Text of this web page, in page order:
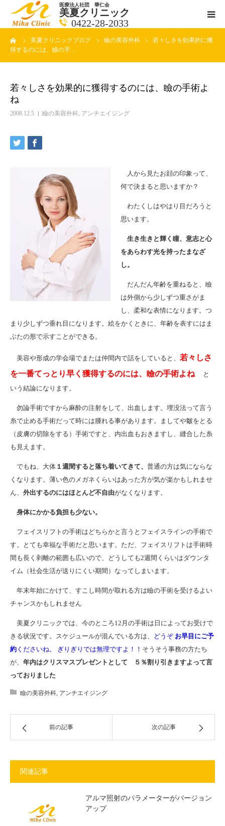
医療法人社団 華仁会
美夏クリニック
0422-28-2033
美夏クリニックブログ 瞼の美容外科
若々しさを効果的に獲
得するのには、瞼の手…
若々しさを効果的に獲得するのには、瞼の手術よ
ね
2008.12.5 瞼の美容外科, アンチエイジング
人から見たお顔の印象って、
何で決まると思いますか？
わたくしはやはり目だろうと
思います。
生き生きと輝く瞳、意志と心
をあらわす光を持ったまなざ
し。
だんだん年齢を重ねると、瞼
は外側から少しずつ重さがま
し、柔和な表情になります。つ
まり少しずつ垂れ目になります。絵をかくときに、年齢を表すにはま
ぶたの形で示すことができる。
美容や形成の学会場でまたは仲間内で話をしていると、 若々しさ
を一番てっとり早く獲得するのには、瞼の手術よね
と
いう結論になります。
勿論手術ですから麻酔の注射をして、出血します。埋没法って言う
糸で止める手術だって時には腫れる事があります。ましてや皺をとる
（皮膚の切除をする）手術ですと、内出血もおきますし、縫合した糸
も見えます。
でもね、大体 １週間すると落ち着いてきて、 普通の方は気にならな
くなります。薄い色のメガネくらいはあった方が気が楽かもしれませ
ん、 外出するのにはほとんど不自由がなくなります。
身体にかかる負担も少ない。
フェイスリフトの手術はどちらかと言うとフェイスラインの手術で
す。とても幸福な手術だと思います。ただ、フェイスリフトは手術時
間も長く剥離の範囲も広いので、どうしても2週間くらいはダウンタ
イム（社会生活が送りにくい期間）なってしまいます。
年末年始にかけて、すこし時間が取れる方は瞼の手術を受けるよい
チャンスかもしれません
美夏クリニックでは、今のところ12月の手術は日によってお受けで
きる状況です。スケジュールが混んでいる方は、
どうぞお早目にご予
約 くださいね。 ぎりぎりでは無理ですよ！！ そうそう事務の方たち
が、 年内はクリスマスプレゼントとして ５％割り引きますよって言
っておりました
瞼の美容外科, アンチエイジング
前の記事 次の記事
関連記事
アルマ照射のパラメーターがバージョン
アップ
医師紹介
ブログ一覧ページ
料金一覧 new